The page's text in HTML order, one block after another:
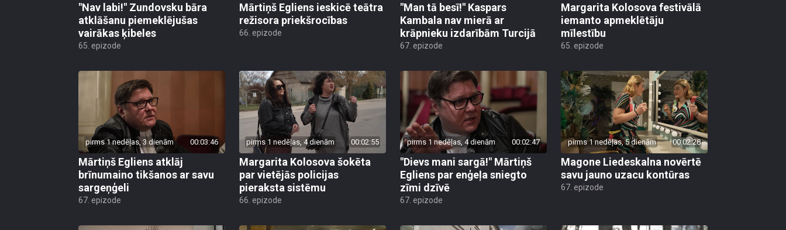
"Nav labi!" Zundovsku bāra
atklāšanu piemeklējušas
vairākas ķibeles
65. epizode
Mārtiņš Egliens ieskicē teātra
režisora priekšrocības
66. epizode
"Man tā besī!" Kaspars
Kambala nav mierā ar
krāpnieku izdarībām Turcijā
67. epizode
Margarita Kolosova festivālā
iemanto apmeklētāju
mīlestību
65. epizode
pirms 1 nedēļas, 3 dienām 00:03:46
Mārtiņš Egliens atklāj
brīnumaino tikšanos ar savu
sargeņģeli
67. epizode
pirms 1 nedēļas, 4 dienām 00:02:55
Margarita Kolosova šokēta
par vietējās policijas
pieraksta sistēmu
66. epizode
pirms 1 nedēļas, 4 dienām 00:02:47
"Dievs mani sargā!" Mārtiņš
Egliens par enģeļa sniegto
zīmi dzīvē
67. epizode
pirms 1 nedēļas, 5 dienām 00:02:28
Magone Liedeskalna novērtē
savu jauno uzacu kontūras
67. epizode